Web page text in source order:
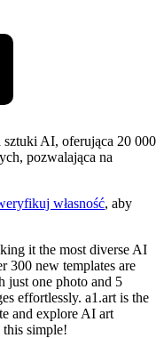
sztuki AI, oferująca 20 000
pozwalająca na
własność, aby
it the most diverse AI
300 new templates are
just one photo and 5
effortlessly. a1.art is the
and explore AI art
this simple!